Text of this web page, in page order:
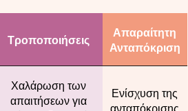
Τροποποιήσεις
Απαραίτητη
Ανταπόκριση
Χαλάρωση των
απαιτήσεων για
Ενίσχυση της
ανταπόκρισης